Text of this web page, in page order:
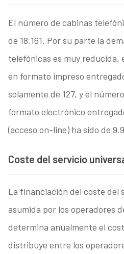
El número de cabinas
de 18.161. Por su parte la
telefónicas es muy reducida,
en formato impreso
solamente de 127, y el
formato electrónico
(acceso on-line) ha sido de
Coste del servicio
La financiación del coste del
asumida por los operadores
determina anualmente el
distribuye entre los